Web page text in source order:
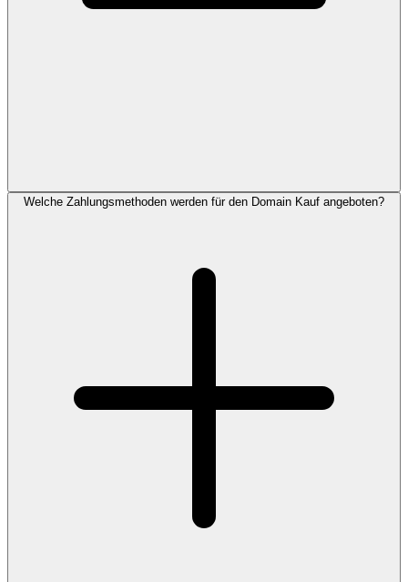
Welche Zahlungsmethoden werden für den Domain Kauf angeboten?